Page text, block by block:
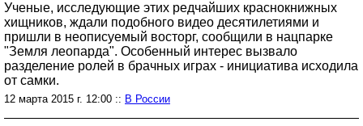
Ученые, исследующие этих редчайших краснокнижных
хищников, ждали подобного видео десятилетиями и
пришли в неописуемый восторг, сообщили в нацпарке
"Земля леопарда". Особенный интерес вызвало
разделение ролей в брачных играх - инициатива исходила
от самки.
12 марта 2015 г. 12:00 :: В России